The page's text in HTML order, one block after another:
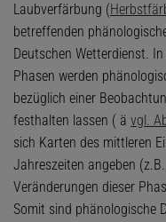
Laubverfärbung (
betreffenden
Deutschen Wetterdienst.
Phasen werden
bezüglich einer
festhalten lassen ( ä vgl.
sich Karten des mittleren
Jahreszeiten angeben
Veränderungen dieser
Somit sind phänologische